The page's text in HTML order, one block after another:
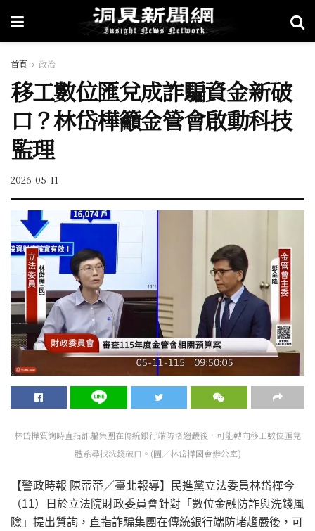
首頁 政治
移工數位匯兌成詐騙資金新破
口？林岱樺籲金管會啟動科技
監理
2026-05-11
林岱樺質詢時直指詐騙集團在傳統銀行端防堵趨嚴後，可能轉向移工數位匯兌
體系尋找洗錢破口。(圖／林岱樺國會辦公室)
【警政時報 陳蒂蒂／臺北報導】民進黨立法委員林岱樺今
（11）日於立法院財政委員會針對「數位金融防詐與洗錢風
險」提出質詢，直指詐騙集團在傳統銀行端防堵趨嚴後，可